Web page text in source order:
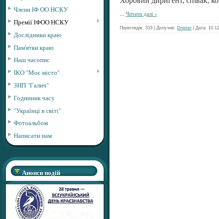
Члени ІФ ОО НСКУ
Премії ІФОО НСКУ
Дослідники краю
Пам'ятки краю
Наш часопис
ІКО "Моє місто"
ЗНП "Галич"
Годинник часу
"Українці в світі"
Фотоальбом
Написати нам
Анонси подій
... Читати далі »
Переглядів: 333 | Долучив: Dnister | Дата: